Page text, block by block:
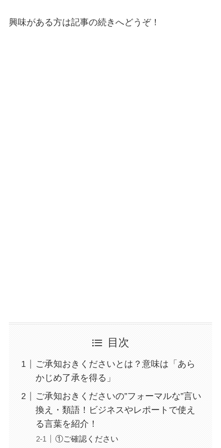
興味がある方は記事の続きへどうぞ！
目次
ご承知おきくださいとは？意味は「あら
かじめ了承を得る」
ご承知おきくださいの”フォーマルな”言い
換え・類語！ビジネスやレポートで使え
る言葉を紹介！
①ご確認ください